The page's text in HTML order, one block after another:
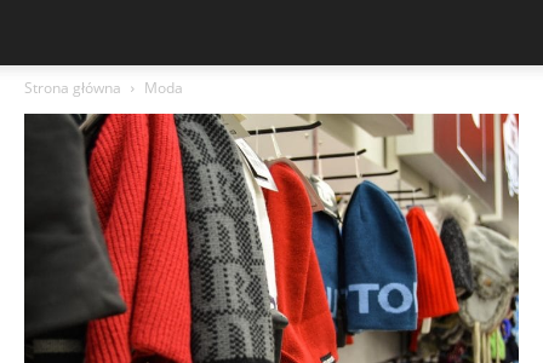
Strona główna Moda